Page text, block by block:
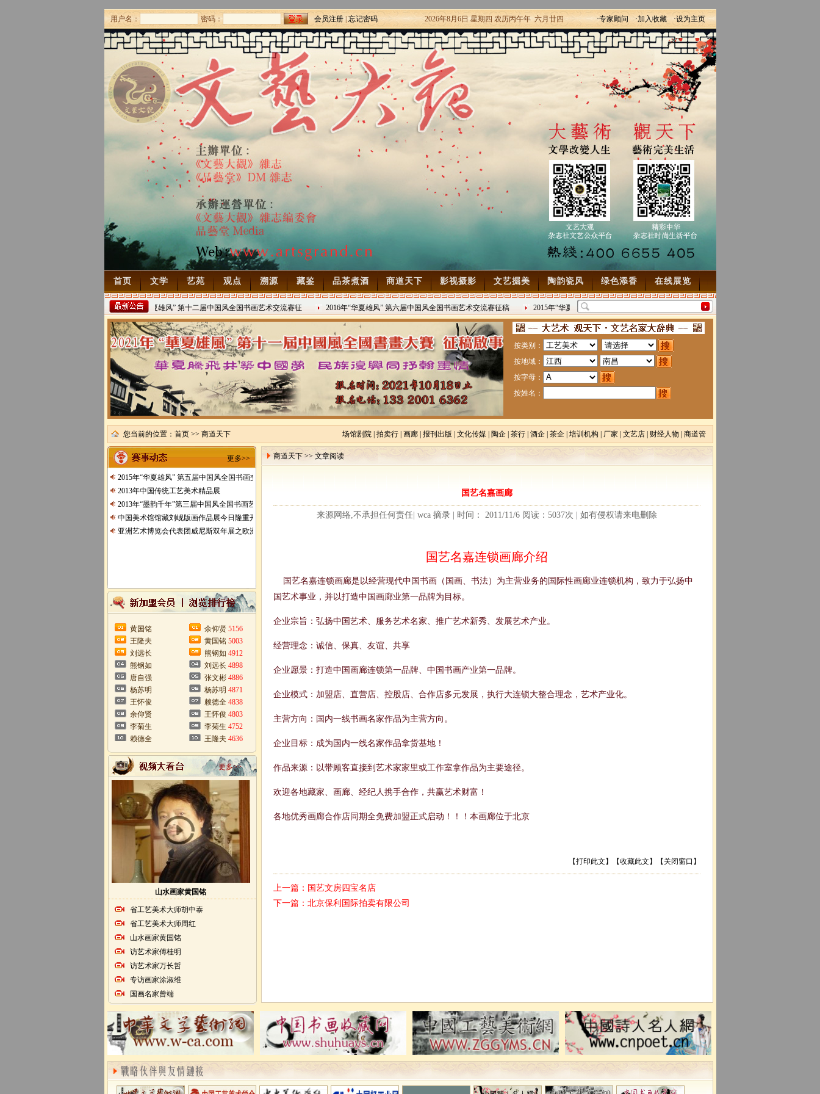
用户名： 密码： 会员注册|忘记密码 2026年8月6日 星期四 农历丙午年 六月廿四 ·专家顾问 ·加入收藏 ·设为主页
首页 文学 艺苑 观点 溯源 藏鉴 品茶煮酒 商道天下 影视摄影 文艺掘美 陶韵瓷风 绿色添香 在线展览
2022年“华夏雄风” 第十二届中国风全国书画艺术交流赛征
稿2021/8/15
2016年“华夏雄风” 第六届中国风全国书画艺术交流赛征稿
2016/8/27
2015年“华夏雄风” 第五届中国风全国书画交流赛暨纪念抗
日战争胜利70周年书画展7月28日起征稿2015/7/28
按类别：
按地域：
按字母：
按姓名：
您当前的位置： 首页>> 商道天下 场馆剧院| 拍卖行| 画廊| 报刊出版 文化传媒| 陶企| 茶行| 酒企| 茶企| 培训机构 厂家 文艺店| 财经人物
商道管
理
更多>>
2015年“华夏雄风” 第五届中国风全国书画交流赛暨纪念抗日战争胜利70周年书画展7月28日起征稿
2013年中国传统工艺美术精品展
2013年“墨韵千年”第三届中国风全国书画艺术交流赛征稿
中国美术馆馆藏刘岘版画作品展今日隆重开展
亚洲艺术博览会代表团威尼斯双年展之欧洲行
黄国铭
王隆夫
刘远长
熊钢如
唐自强
杨苏明
王怀俊
余仰贤
李菊生
赖德全
余仰贤 5156
黄国铭 5003
熊钢如 4912
刘远长 4898
张文彬 4886
杨苏明 4871
赖德全 4838
王怀俊 4803
李菊生 4752
王隆夫 4636
更多>>
山水画家黄国铭
省工艺美术大师胡中泰
省工艺美术大师周红
山水画家黄国铭
访艺术家傅桂明
访艺术家万长哲
专访画家涂淑维
国画名家曾端
商道天下 >> 文章阅读
国艺名嘉画廊
来源网络,不承担任何责任| wca 摘录 | 时间： 2011/11/6 阅读：5037次 | 如有侵权请来电删除
国艺名嘉连锁画廊介绍
国艺名嘉连锁画廊是以经营现代中国书画（国画、书法）为主营业务的国际性画廊业连锁机构，致力于弘扬中
国艺术事业，并以打造中国画廊业第一品牌为目标。
企业宗旨：弘扬中国艺术、服务艺术名家、推广艺术新秀、发展艺术产业。
经营理念：诚信、保真、友谊、共享
企业愿景：打造中国画廊连锁第一品牌、中国书画产业第一品牌。
企业模式：加盟店、直营店、控股店、合作店多元发展，执行大连锁大整合理念，艺术产业化。
主营方向：国内一线书画名家作品为主营方向。
企业目标：成为国内一线名家作品拿货基地！
作品来源：以带顾客直接到艺术家家里或工作室拿作品为主要途径。
欢迎各地藏家、画廊、经纪人携手合作，共赢艺术财富！
各地优秀画廊合作店同期全免费加盟正式启动！！！本画廊位于北京
【打印此文 】【收藏此文 】【 关闭窗口 】
上一篇： 国艺文房四宝名店
下一篇： 北京保利国际拍卖有限公司